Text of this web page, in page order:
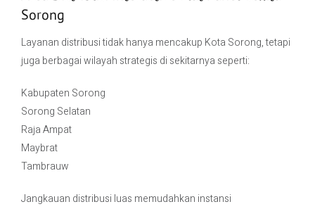
Sorong
Layanan distribusi tidak hanya mencakup Kota Sorong, tetapi
juga berbagai wilayah strategis di sekitarnya seperti:
Kabupaten Sorong
Sorong Selatan
Raja Ampat
Maybrat
Tambrauw
Jangkauan distribusi luas memudahkan instansi